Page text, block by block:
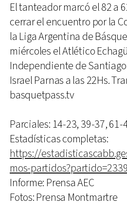
El tanteador marcó el 82 a
cerrar el encuentro por la
la Liga Argentina de
miércoles el Atlético
Independiente de
Israel Parnas a las 22Hs.
basquetpass.tv
Parciales: 14-23, 39-37, 61-
Estadísticas completas:
https://
mos-
Informe: Prensa AEC
Fotos: Prensa Montmartre